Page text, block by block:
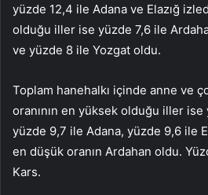
yüzde 12,4 ile Adana ve Elazığ
olduğu iller ise yüzde 7,6 ile
ve yüzde 8 ile Yozgat oldu.
Toplam hanehalkı içinde anne ve
oranının en yüksek olduğu iller
yüzde 9,7 ile Adana, yüzde 9,6 ile
en düşük oranın Ardahan oldu.
Kars.